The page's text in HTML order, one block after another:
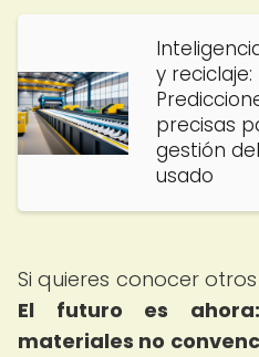
y reciclaje:
precisas
gestión
usado
Si quieres conocer
El futuro es
materiales no